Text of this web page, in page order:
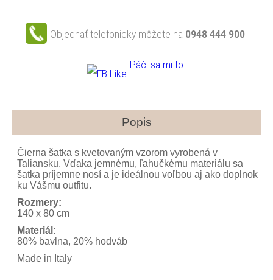
Objednať telefonicky môžete na 0948 444 900
Páči sa mi to
Popis
Čierna šatka s kvetovaným vzorom vyrobená v
Taliansku. Vďaka jemnému, ľahučkému materiálu sa
šatka príjemne nosí a je ideálnou voľbou aj ako doplnok
ku Vášmu outfitu.
Rozmery:
140 x 80 cm
Materiál:
80% bavlna, 20% hodváb
Made in Italy